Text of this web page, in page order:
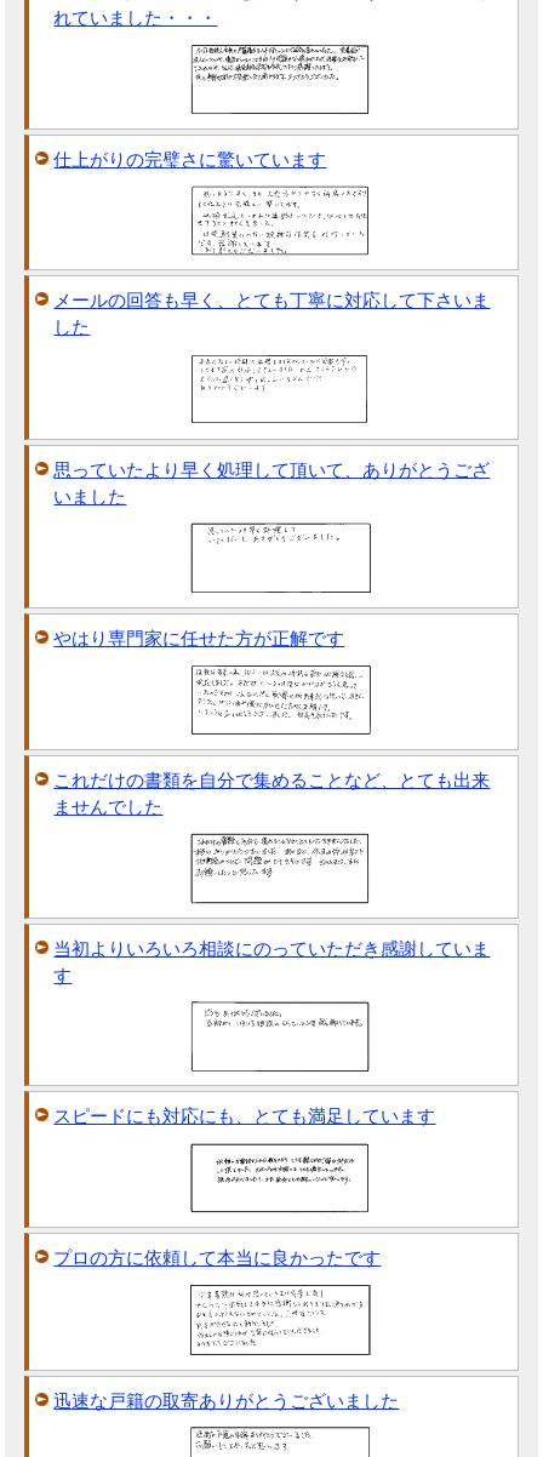
れていました・・・
仕上がりの完璧さに驚いています
メールの回答も早く、とても丁寧に対応して下さいま
した
思っていたより早く処理して頂いて、ありがとうござ
いました
やはり専門家に任せた方が正解です
これだけの書類を自分で集めることなど、とても出来
ませんでした
当初よりいろいろ相談にのっていただき感謝していま
す
スピードにも対応にも、とても満足しています
プロの方に依頼して本当に良かったです
迅速な戸籍の取寄ありがとうございました